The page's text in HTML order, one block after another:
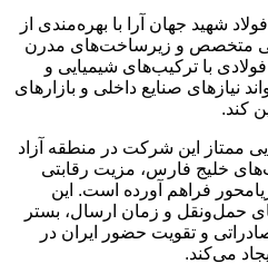
شهید جهان آرا با بهره‌مندی از
متخصص و زیرساخت‌های مدرن
فولادی با ترکیب‌های شیمیایی و
نیازهای صنایع داخلی و بازارهای
کند.
ممتاز این شرکت در منطقه آزاد
خلیج فارس، مزیت رقابتی
فراهم آورده است. این
حمل‌ونقل و زمان ارسال، بستر
و تقویت حضور ایران در
می‌کند.